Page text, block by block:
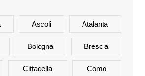
Ascoli Atalanta
Bologna Brescia
Cittadella Como